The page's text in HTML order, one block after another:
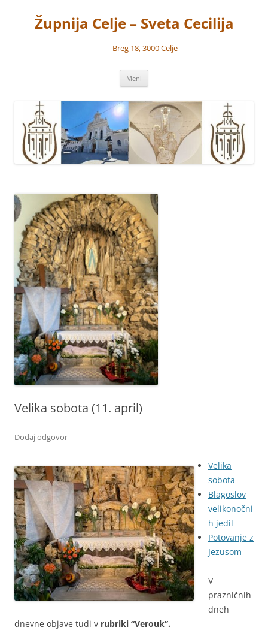
vsebinoŽupnija Celje – Sveta Cecilija
Breg 18, 3000 Celje
Meni
Velika sobota (11. april)
Dodaj odgovor
Velika
sobota
Blagoslov
velikonočni
h jedil
Potovanje z
Jezusom
V
prazničnih
dneh
dnevne objave tudi v rubriki “Verouk”.